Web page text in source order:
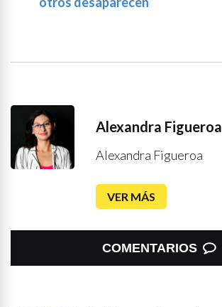
Alexandra Figueroa
Alexandra Figueroa
VER MÁS
COMENTARIOS